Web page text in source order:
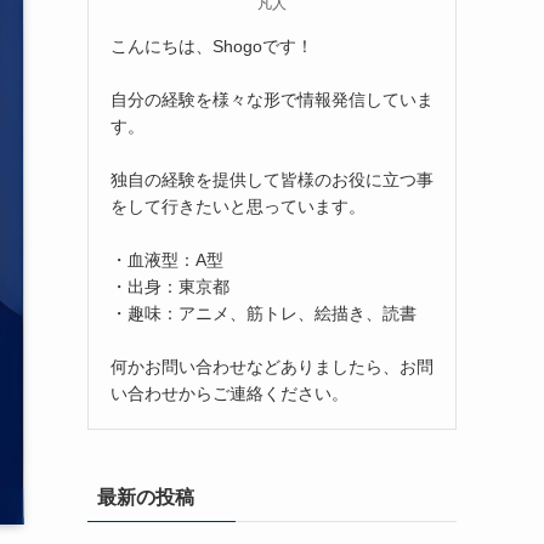
こんにちは、Shogoです！
自分の経験を様々な形で情報発信していま
す。
独自の経験を提供して皆様のお役に立つ事
をして行きたいと思っています。
・血液型：A型
・出身：東京都
・趣味：アニメ、筋トレ、絵描き、読書
何かお問い合わせなどありましたら、お問
い合わせからご連絡ください。
最新の投稿